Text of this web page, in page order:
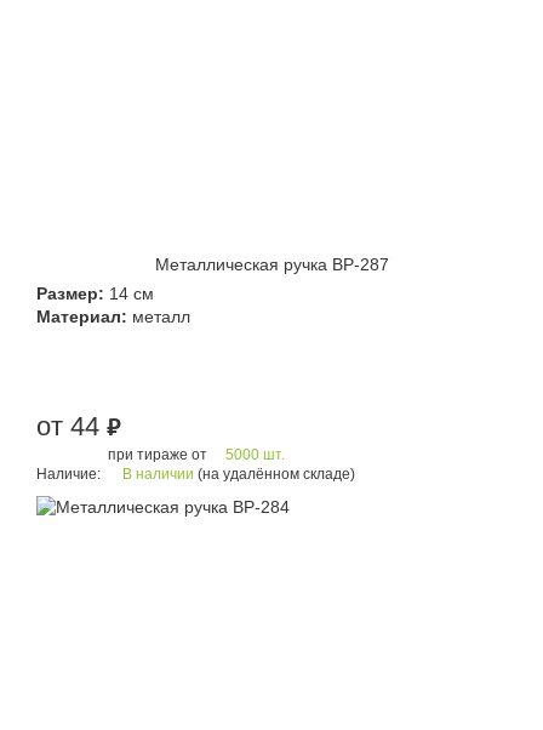
Металлическая ручка BP-287
Размер: 14 см
Материал: металл
от 44 руб.
при тираже от
5000 шт.
Наличие:
В наличии (на удалённом складе)